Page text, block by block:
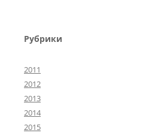
Рубрики
2011
2012
2013
2014
2015